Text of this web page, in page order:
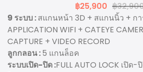
฿25,900 ฿
9 ระบบ :สแกนหน้า 3D + สแกนนิ้ว + ก
APPLICATION WIFI + CATEYE
CAPTURE + VIDEO RECORD
ลูกกลอน :5 แกนล็อค
ระบบเปิด-ปิด :FULL AUTO LOCK เปิด